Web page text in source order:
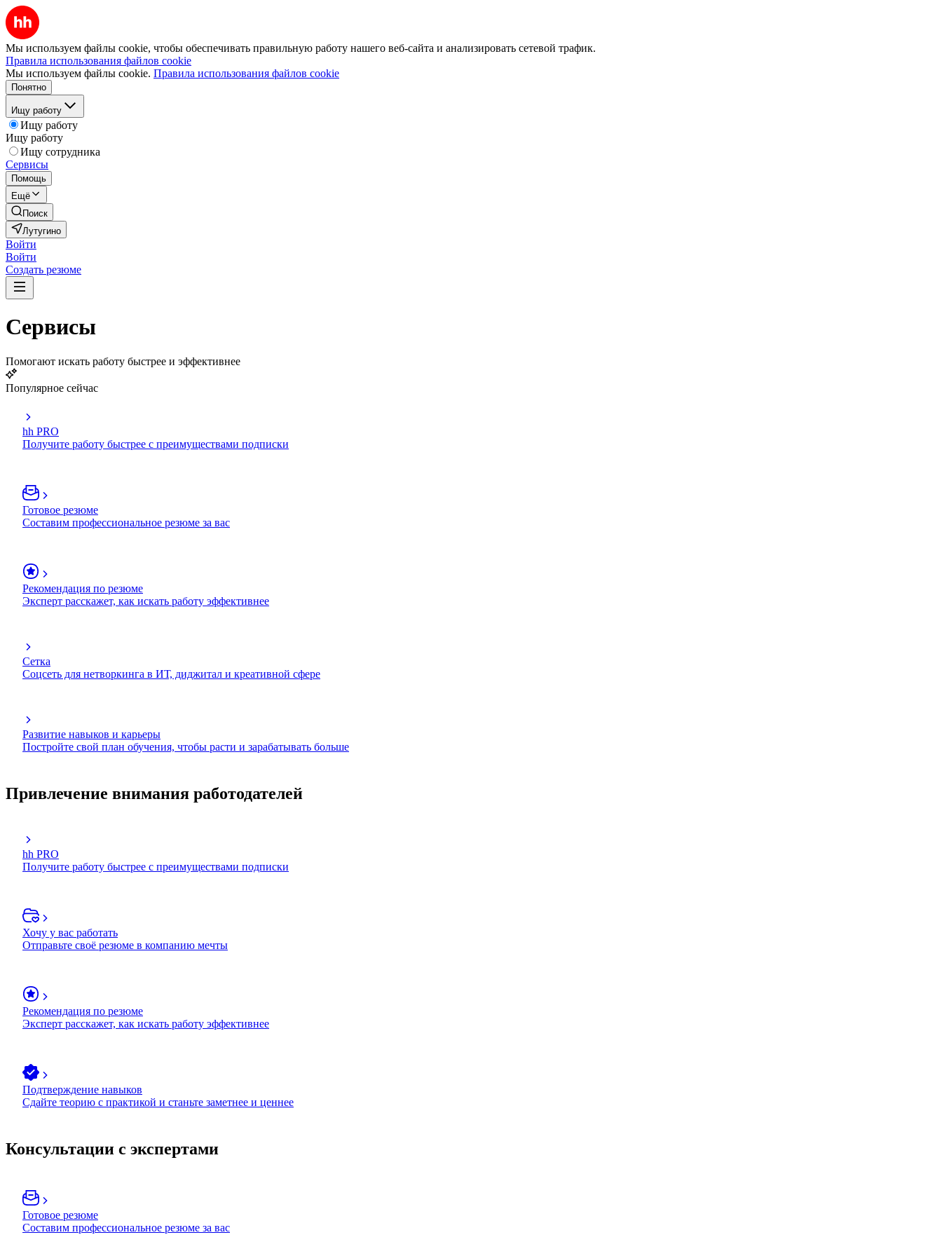
Мы используем файлы cookie, чтобы обеспечивать правильную работу нашего веб-сайта и анализировать сетевой трафик.
Правила использования файлов cookie
Мы используем файлы cookie. Правила использования файлов cookie
Понятно
Ищу работу
Ищу работу
Ищу работу
Ищу сотрудника
Сервисы
Помощь
Ещё
Поиск
Лутугино
Войти
Войти
Создать резюме
Сервисы
Помогают искать работу быстрее и эффективнее
Популярное сейчас
hh PRO
Получите работу быстрее с преимуществами подписки
Готовое резюме
Составим профессиональное резюме за вас
Рекомендация по резюме
Эксперт расскажет, как искать работу эффективнее
Сетка
Соцсеть для нетворкинга в ИТ, диджитал и креативной сфере
Развитие навыков и карьеры
Постройте свой план обучения, чтобы расти и зарабатывать больше
Привлечение внимания работодателей
hh PRO
Получите работу быстрее с преимуществами подписки
Хочу у вас работать
Отправьте своё резюме в компанию мечты
Рекомендация по резюме
Эксперт расскажет, как искать работу эффективнее
Подтверждение навыков
Сдайте теорию с практикой и станьте заметнее и ценнее
Консультации с экспертами
Готовое резюме
Составим профессиональное резюме за вас